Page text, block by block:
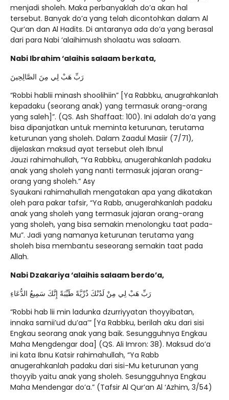
menjadi sholeh. Maka perbanyaklah do’a akan hal
tersebut. Banyak do’a yang telah dicontohkan dalam Al
Qur’an dan Al Hadits. Di antaranya ada do’a yang berasal
dari para Nabi ‘alaihimush sholaatu was salaam.
Nabi Ibrahim ‘alaihis salaam berkata,
رَبِّ هَبْ لِي مِنَ الصَّالِحِينَ
“Robbi hablii minash shoolihiin” [Ya Rabbku, anugrahkanlah
kepadaku (seorang anak) yang termasuk orang-orang
yang saleh]”. (QS. Ash Shaffaat: 100). Ini adalah do’a yang
bisa dipanjatkan untuk meminta keturunan, terutama
keturunan yang sholeh. Dalam Zaadul Masiir (7/71),
dijelaskan maksud ayat tersebut oleh Ibnul
Jauzi rahimahullah, “Ya Rabbku, anugerahkanlah padaku
anak yang sholeh yang nanti termasuk jajaran orang-
orang yang sholeh.” Asy
Syaukani rahimahullah mengatakan apa yang dikatakan
oleh para pakar tafsir, “Ya Rabb, anugerahkanlah padaku
anak yang sholeh yang termasuk jajaran orang-orang
yang sholeh, yang bisa semakin menolongku taat pada-
Mu”. Jadi yang namanya keturunan terutama yang
sholeh bisa membantu seseorang semakin taat pada
Allah.
Nabi Dzakariya ‘alaihis salaam berdo’a,
رَبِّ هَبْ لِي مِنْ لَدُنْكَ ذُرِّيَّةً طَيِّبَةً إِنَّكَ سَمِيعُ الدُّعَاءِ
“Robbi hab lii min ladunka dzurriyyatan thoyyibatan,
innaka samii’ud du’aa’” [Ya Rabbku, berilah aku dari sisi
Engkau seorang anak yang baik. Sesungguhnya Engkau
Maha Mengdengar doa] (QS. Ali Imron: 38). Maksud do’a
ini kata Ibnu Katsir rahimahullah, “Ya Rabb
anugerahkanlah padaku dari sisi-Mu keturunan yang
thoyyib yaitu anak yang sholeh. Sesungguhnya Engkau
Maha Mendengar do’a.” (Tafsir Al Qur’an Al ‘Azhim, 3/54)